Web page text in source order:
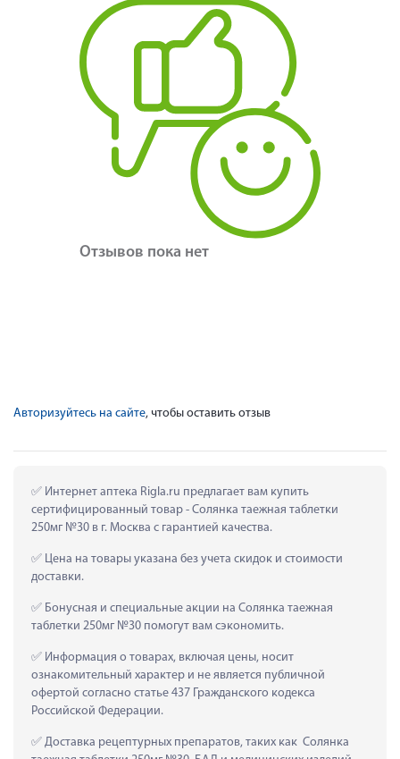
Отзывов пока нет
Авторизуйтесь на сайте, чтобы оставить отзыв
Интернет аптека Rigla.ru предлагает вам купить
сертифицированный товар - Солянка таежная таблетки
250мг №30 в г. Москва с гарантией качества.
Цена на товары указана без учета скидок и стоимости
доставки.
Бонусная и специальные акции на Солянка таежная
таблетки 250мг №30 помогут вам сэкономить.
Информация о товарах, включая цены, носит
ознакомительный характер и не является публичной
офертой согласно статье 437 Гражданского кодекса
Российской Федерации.
Доставка рецептурных препаратов, таких как  Солянка